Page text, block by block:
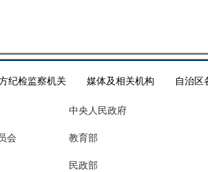
纪检监察机关 媒体及相关机构 自治区
中央人民政府
会 教育部
民政部